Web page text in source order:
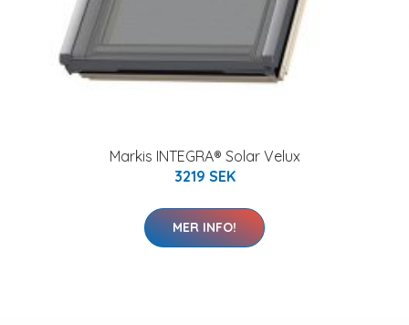
Markis INTEGRA® Solar Velux
3219 SEK
MER INFO!